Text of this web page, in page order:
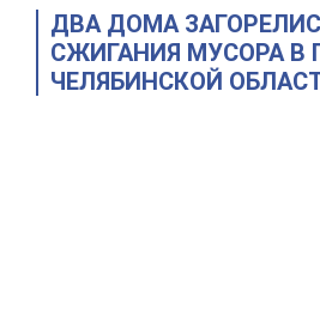
ДВА ДОМА
СЖИГАНИЯ МУСОРА В
ЧЕЛЯБИНСКОЙ